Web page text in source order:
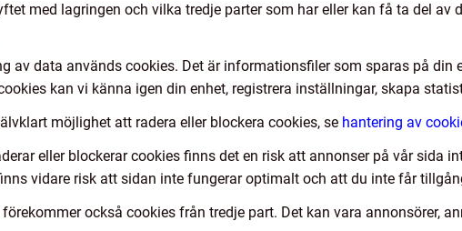
med lagringen och vilka tredje parter som har eller kan få ta del av
av data används cookies. Det är informationsfiler som sparas på din
kan vi känna igen din enhet, registrera inställningar, skapa
möjlighet att radera eller blockera cookies, se hantering av
eller blockerar cookies finns det en risk att annonser på vår sida
vidare risk att sidan inte fungerar optimalt och att du inte får
också cookies från tredje part. Det kan vara annonsörer,